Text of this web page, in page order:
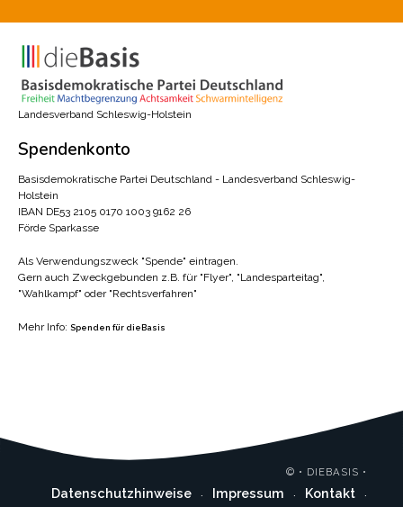
Landesverband Schleswig-Holstein
Spendenkonto
Basisdemokratische Partei Deutschland - Landesverband Schleswig-
Holstein
IBAN DE53 2105 0170 1003 9162 26
Förde Sparkasse
Als Verwendungszweck "Spende" eintragen.
Gern auch Zweckgebunden z.B. für "Flyer", "Landesparteitag",
"Wahlkampf" oder "Rechtsverfahren"
Mehr Info: Spenden für dieBasis
© • DIEBASIS •
Datenschutzhinweise Impressum
Kontakt